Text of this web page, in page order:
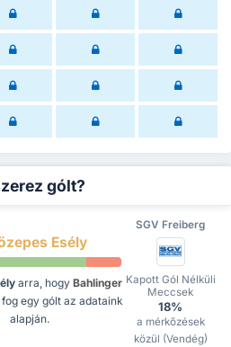
gólt?
SGV Freiberg
Esély
arra, hogy Bahlinger
egy gólt az adataink
alapján.
Kapott Gól Nélküli
Meccsek
18%
a mérkőzések
közül (Vendég)